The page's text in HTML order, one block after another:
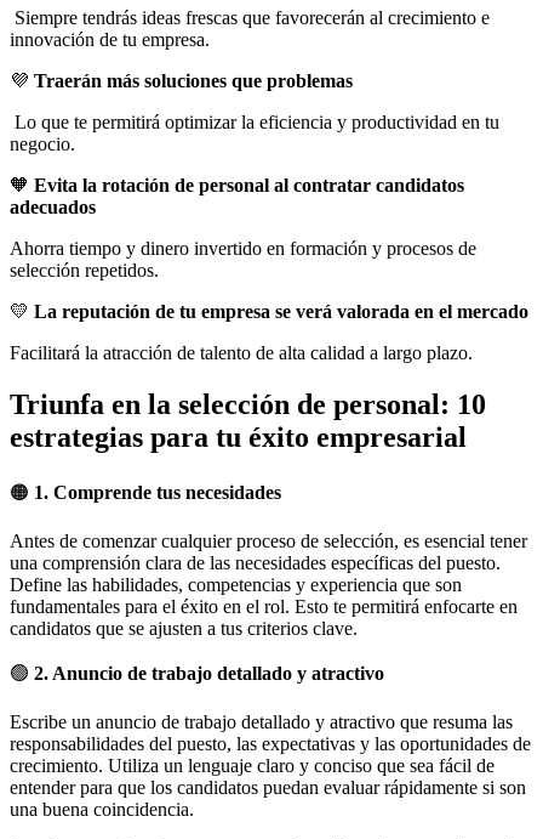
Siempre tendrás ideas frescas que favorecerán al crecimiento e
innovación de tu empresa.
💜 Traerán más soluciones que problemas
Lo que te permitirá optimizar la eficiencia y productividad en tu
negocio.
🧡 Evita la rotación de personal al contratar candidatos
adecuados
Ahorra tiempo y dinero invertido en formación y procesos de
selección repetidos.
💛 La reputación de tu empresa se verá valorada en el mercado
Facilitará la atracción de talento de alta calidad a largo plazo.
Triunfa en la selección de personal: 10
estrategias para tu éxito empresarial
🟠 1. Comprende tus necesidades
Antes de comenzar cualquier proceso de selección, es esencial tener
una comprensión clara de las necesidades específicas del puesto.
Define las habilidades, competencias y experiencia que son
fundamentales para el éxito en el rol. Esto te permitirá enfocarte en
candidatos que se ajusten a tus criterios clave.
🟢 2. Anuncio de trabajo detallado y atractivo
Escribe un anuncio de trabajo detallado y atractivo que resuma las
responsabilidades del puesto, las expectativas y las oportunidades de
crecimiento. Utiliza un lenguaje claro y conciso que sea fácil de
entender para que los candidatos puedan evaluar rápidamente si son
una buena coincidencia.